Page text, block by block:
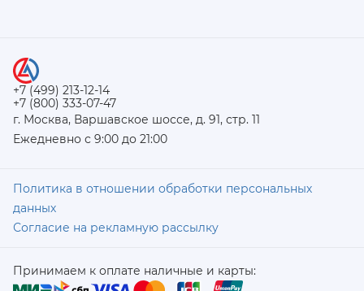
+7 (499) 213-12-14
+7 (800) 333-07-47
г. Москва, Варшавское шоссе, д. 91, стр. 11
Ежедневно с 9:00 до 21:00
Политика в отношении обработки персональных
данных
Согласие на рекламную рассылку
Принимаем к оплате наличные и карты: